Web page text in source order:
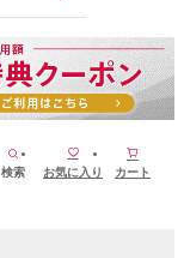
検索 お気に入り カート